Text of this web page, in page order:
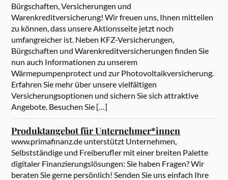
Bürgschaften, Versicherungen und
Warenkreditversicherung! Wir freuen uns, Ihnen mitteilen
zu können, dass unsere Aktionsseite jetzt noch
umfangreicher ist. Neben KFZ-Versicherungen,
Bürgschaften und Warenkreditversicherungen finden Sie
nun auch Informationen zu unserem
Wärmepumpenprotect und zur Photovoltaikversicherung.
Erfahren Sie mehr über unsere vielfältigen
Versicherungsoptionen und sichern Sie sich attraktive
Angebote. Besuchen Sie […]
Produktangebot für Unternehmer*innen
www.primafinanz.de unterstützt Unternehmen,
Selbstständige und Freiberufler mit einer breiten Palette
digitaler Finanzierungslösungen: Sie haben Fragen? Wir
beraten Sie gerne persönlich! Senden Sie uns einfach Ihre